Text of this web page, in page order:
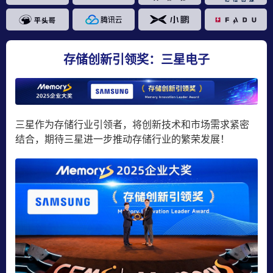
存储创新引领奖：三星电子
三星作为存储行业引领者，将创新技术和市场需求紧密
结合，期待三星进一步推动存储行业的繁荣发展！